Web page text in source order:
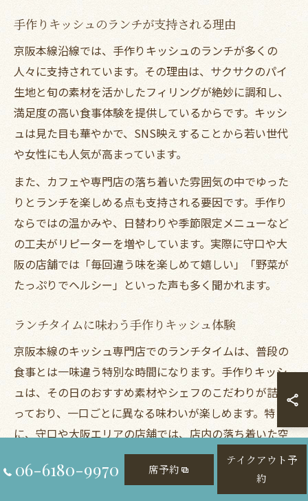
手作りキッシュのランチが支持される理由
京阪本線沿線では、手作りキッシュのランチが多くの
人々に支持されています。その理由は、サクサクのパイ
生地と旬の素材を活かしたフィリングが絶妙に調和し、
満足度の高い食事体験を提供しているからです。キッシ
ュは見た目も華やかで、SNS映えすることから若い世代
や女性にも人気が高まっています。
また、カフェや専門店の落ち着いた雰囲気の中でゆった
りとランチを楽しめる点も支持される要因です。手作り
ならではの温かみや、日替わりや季節限定メニューなど
の工夫がリピーターを増やしています。実際に守口や大
阪の店舗では「毎回違う味を楽しめて嬉しい」「野菜が
たっぷりでヘルシー」といった声も多く聞かれます。
ランチタイムに味わう手作りキッシュ体験
京阪本線のキッシュ専門店でのランチタイムは、普段の
食事とは一味違う特別な時間になります。手作りキッシ
ュは、その日のおすすめ素材やシェフのこだわりが詰ま
っており、一口ごとに異なる味わいが楽しめます。特
に、守口や大阪エリアの店舗では、店内の落ち着いた空
間でゆっくりとキッシュを味わうことができるのが魅力
です。
06-6180-9970 席予約
テイクアウト予
約